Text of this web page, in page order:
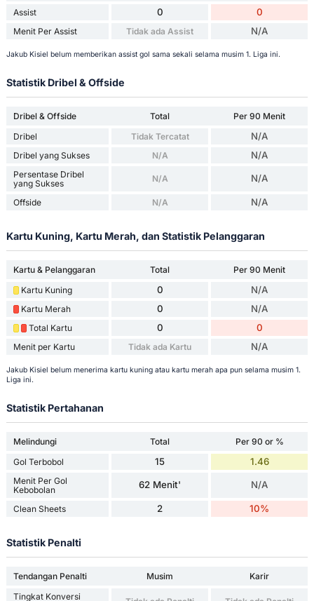
Assist
0 0
Menit Per Assist Tidak ada Assist N/A
Jakub Kisiel belum memberikan assist gol sama sekali selama musim 1. Liga ini.
Statistik Dribel & Offside
Dribel & Offside Total
Per 90 Menit
Dribel
Tidak Tercatat N/A
Dribel yang Sukses N/A N/A
Persentase Dribel
yang Sukses
N/A N/A
Offside N/A N/A
Kartu Kuning, Kartu Merah, dan Statistik Pelanggaran
Kartu & Pelanggaran Total
Per 90 Menit
Kartu Kuning
0 N/A
Kartu Merah 0 N/A
Total Kartu 0 0
Menit per Kartu Tidak ada Kartu N/A
Jakub Kisiel belum menerima kartu kuning atau kartu merah apa pun selama musim 1.
Liga ini.
Statistik Pertahanan
Melindungi Total
Per 90 or %
Gol Terbobol
15 1.46
Menit Per Gol
Kebobolan
62 Menit' N/A
Clean Sheets 2 10%
Statistik Penalti
Tendangan Penalti Musim
Karir
Tingkat Konversi